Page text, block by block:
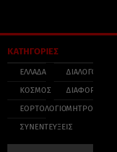
ΚΑΤΗΓΟΡΙΕΣ
ΕΛΛΑΔΑ
ΚΟΣΜΟΣ
ΕΟΡΤΟΛΟΓΙΟ
ΣΥΝΕΝΤΕΥΞΕΙΣ
ΔΙΑΛΟΓΟΣ
ΔΙΑΦΟΡΑ
ΜΗΤΡΟΠΟΛΕΙΣ